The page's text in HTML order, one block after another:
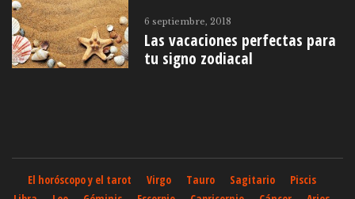
6 septiembre, 2018
Las vacaciones perfectas para
tu signo zodiacal
El horóscopo y el tarot Virgo Tauro Sagitario
Piscis